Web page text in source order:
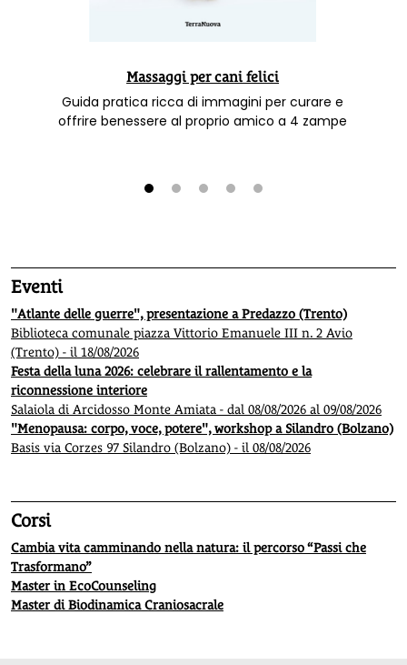
Massaggi per cani felici
Guida pratica ricca di immagini per curare e
offrire benessere al proprio amico a 4 zampe
Eventi
"Atlante delle guerre", presentazione a Predazzo (Trento)
Biblioteca comunale piazza Vittorio Emanuele III n. 2 Avio
(Trento) - il 18/08/2026
Festa della luna 2026: celebrare il rallentamento e la
riconnessione interiore
Salaiola di Arcidosso Monte Amiata - dal 08/08/2026 al 09/08/2026
"Menopausa: corpo, voce, potere", workshop a Silandro (Bolzano)
Basis via Corzes 97 Silandro (Bolzano) - il 08/08/2026
Corsi
Cambia vita camminando nella natura: il percorso “Passi che
Trasformano”
Master in EcoCounseling
Master di Biodinamica Craniosacrale